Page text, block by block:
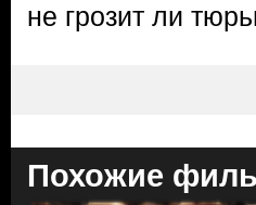
не грозит ли
Похожие